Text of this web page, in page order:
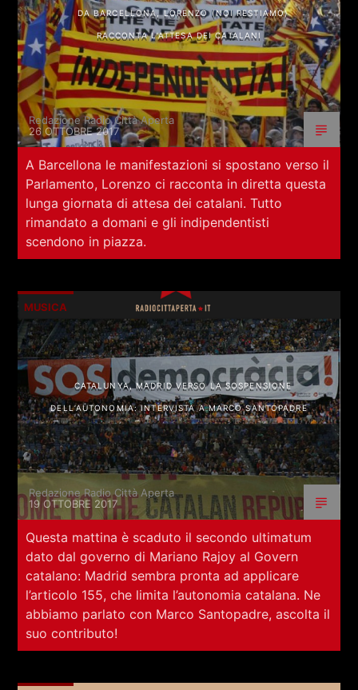
DA BARCELLONA, LORENZO (NOI RESTIAMO)
RACCONTA L’ATTESA DEI CATALANI
Redazione Radio Città Aperta
26 OTTOBRE 2017
A Barcellona le manifestazioni si spostano verso il
Parlamento, Lorenzo ci racconta in diretta questa
lunga giornata di attesa dei catalani. Tutto
rimandato a domani e gli indipendentisti
scendono in piazza.
MUSICA
CATALUNYA, MADRID VERSO LA SOSPENSIONE
DELL’AUTONOMIA: INTERVISTA A MARCO SANTOPADRE
Redazione Radio Città Aperta
19 OTTOBRE 2017
Questa mattina è scaduto il secondo ultimatum
dato dal governo di Mariano Rajoy al Govern
catalano: Madrid sembra pronta ad applicare
l’articolo 155, che limita l’autonomia catalana. Ne
abbiamo parlato con Marco Santopadre, ascolta il
suo contributo!